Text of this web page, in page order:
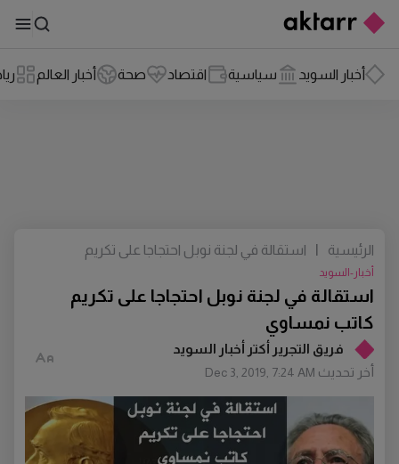
أخبار السويد سياسية اقتصاد صحة أخبار العالم
فريق التجرير أكتر أخبار السويد
أخر تحديث Dec 3, 2019, 7:24 AM
استقالة في لجنة نوبل احتجاجا على تكريم
كاتب نمساوي
أخبار-السويد
الرئيسية |
استقالة في لجنة نوبل احتجاجا على تكريم